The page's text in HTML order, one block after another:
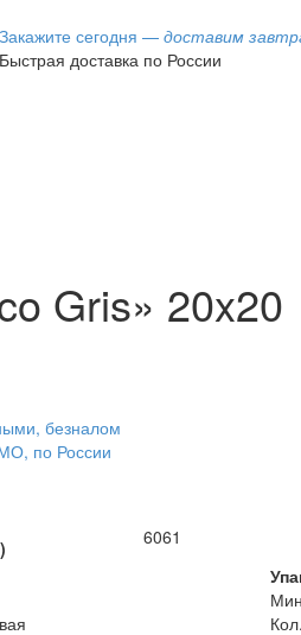
Закажите сегодня — доставим
Быстрая доставка по России
Gris» 20x20
безналом
по России
)
6061